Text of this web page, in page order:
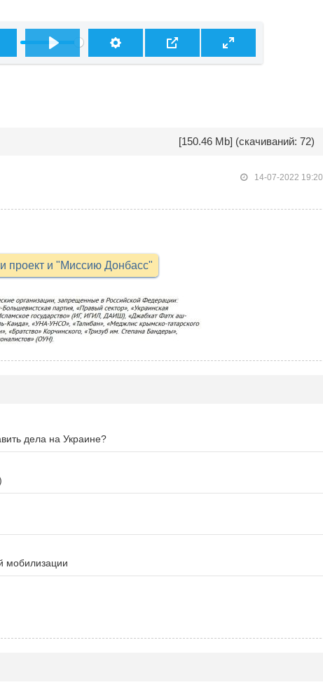
ВОСПРОИЗВЕСТИ
[150.46 Mb] (cкачиваний: 72)
14-07-2022 19:20
проект и "Миссию Донбасс"
дела на Украине?
мобилизации